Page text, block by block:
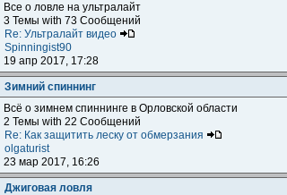
Все о ловле на ультралайт
3 Темы with 73 Сообщений
Re: Ультралайт видео
Spinningist90
19 апр 2017, 17:28
Зимний спиннинг
Всё о зимнем спиннинге в Орловской области
2 Темы with 22 Сообщений
Re: Как защитить леску от обмерзания
olgaturist
23 мар 2017, 16:26
Джиговая ловля